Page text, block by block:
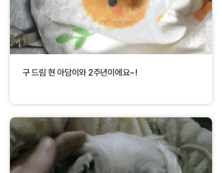
구 드림 현 아담이와 2주년이에요~!